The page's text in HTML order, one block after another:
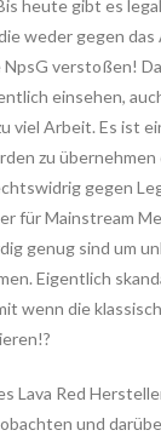
heute gibt es
weder gegen
NpsG verstoßen!
einsehen,
viel Arbeit. Es ist
zu übernehmen
gegen
für Mainstream
genug sind um
Eigentlich
wenn die
Lava Red
und